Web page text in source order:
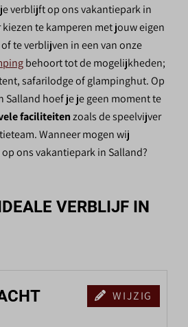
verblijft op ons vakantiepark in
te kamperen met jouw eigen
te verblijven in een van onze
behoort tot de mogelijkheden;
safarilodge of glampinghut. Op
Salland hoef je je geen moment te
faciliteitenzoals de speelvijver
Wanneer mogen wij
ons vakantiepark in Salland?
VERBLIJF IN
WIJZIG